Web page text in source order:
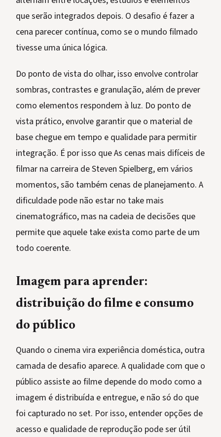
que serão integrados depois. O desafio é fazer a
cena parecer contínua, como se o mundo filmado
tivesse uma única lógica.
Do ponto de vista do olhar, isso envolve controlar
sombras, contrastes e granulação, além de prever
como elementos respondem à luz. Do ponto de
vista prático, envolve garantir que o material de
base chegue em tempo e qualidade para permitir
integração. É por isso que As cenas mais difíceis de
filmar na carreira de Steven Spielberg, em vários
momentos, são também cenas de planejamento. A
dificuldade pode não estar no take mais
cinematográfico, mas na cadeia de decisões que
permite que aquele take exista como parte de um
todo coerente.
Imagem para aprender:
distribuição do filme e consumo
do público
Quando o cinema vira experiência doméstica, outra
camada de desafio aparece. A qualidade com que o
público assiste ao filme depende do modo como a
imagem é distribuída e entregue, e não só do que
foi capturado no set. Por isso, entender opções de
acesso e qualidade de reprodução pode ser útil